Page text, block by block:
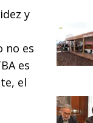
y
no es
es
el